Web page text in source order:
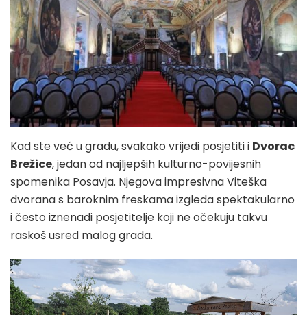
Kad ste već u gradu, svakako vrijedi posjetiti i Dvorac
Brežice, jedan od najljepših kulturno-povijesnih
spomenika Posavja. Njegova impresivna Viteška
dvorana s baroknim freskama izgleda spektakularno
i često iznenadi posjetitelje koji ne očekuju takvu
raskoš usred malog grada.